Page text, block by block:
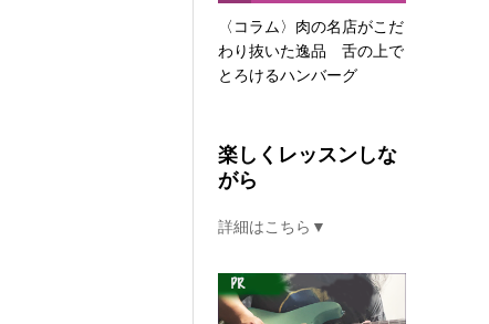
〈コラム〉肉の名店がこだ
わり抜いた逸品 舌の上で
とろけるハンバーグ
楽しくレッスンしな
がら
詳細はこちら▼